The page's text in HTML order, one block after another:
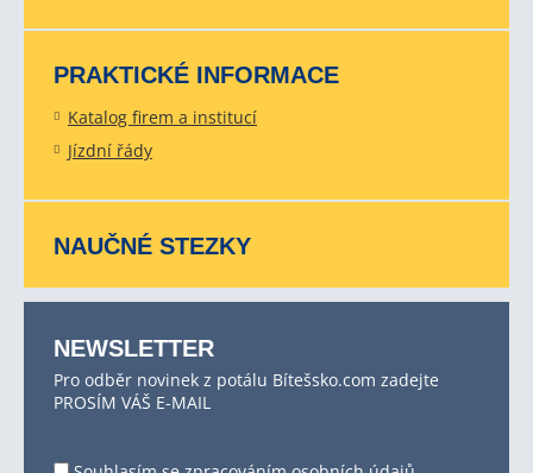
PRAKTICKÉ INFORMACE
Katalog firem a institucí
Jízdní řády
NAUČNÉ STEZKY
NEWSLETTER
Pro odběr novinek z potálu Bítešsko.com zadejte
PROSÍM VÁŠ E-MAIL